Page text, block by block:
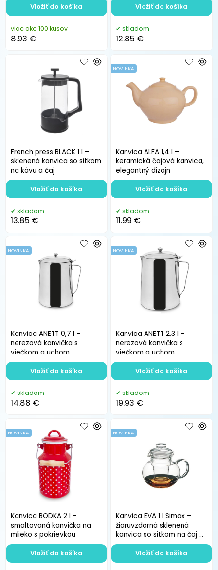
viac ako 100 kusov
8.93 €
Vložiť do košíka
skladom
12.85 €
Vložiť do košíka
French press BLACK 1 l –
sklenená kanvica so sitkom
na kávu a čaj
skladom
13.85 €
Vložiť do košíka
Kanvica ALFA 1,4 l –
keramická čajová kanvica,
elegantný dizajn
NOVINKA
skladom
11.99 €
Vložiť do košíka
Kanvica ANETT 0,7 l –
nerezová kanvička s
viečkom a uchom
NOVINKA
skladom
14.88 €
Vložiť do košíka
Kanvica ANETT 2,3 l –
nerezová kanvička s
viečkom a uchom
NOVINKA
skladom
19.93 €
Vložiť do košíka
Kanvica BODKA 2 l –
smaltovaná kanvička na
mlieko s pokrievkou
NOVINKA
Vložiť do košíka
Kanvica EVA 1 l Simax –
žiaruvzdorná sklenená
kanvica so sitkom na čaj a
bylinky
NOVINKA
Vložiť do košíka